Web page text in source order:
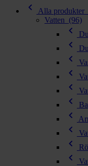
Kök & Gasol chevron_right
chevron_right
chevron_right
chevron_right
chevron_right
Reservdelar chevron_right
chevron_left Alla produkter
Vatten (96)
chevron_left
chevron_left
chevron_left
chevron_left
chevron_left
chevron_left
chevron_left
chevron_left
chevron_left
chevron_left